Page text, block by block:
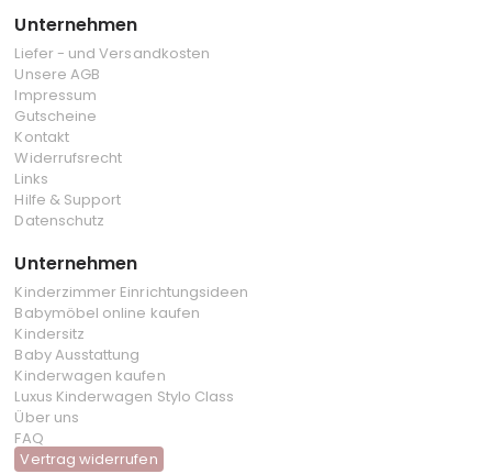
Unternehmen
Liefer - und Versandkosten
Unsere AGB
Impressum
Gutscheine
Kontakt
Widerrufsrecht
Links
Hilfe & Support
Datenschutz
Unternehmen
Kinderzimmer Einrichtungsideen
Babymöbel online kaufen
Kindersitz
Baby Ausstattung
Kinderwagen kaufen
Luxus Kinderwagen Stylo Class
Über uns
FAQ
Vertrag widerrufen